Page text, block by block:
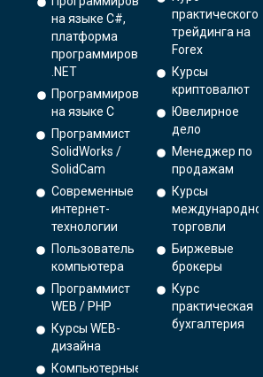
на языке C#,
платформа
программирования
.NET
Программирование
на языке С
Программист
SolidWorks /
SolidCam
Современные
интернет-
технологии
Пользователь
компьютера
Программист
WEB / PHP
Курсы WEB-
дизайна
Компьютерные
практического
трейдинга на
Forex
Курсы
криптовалют
Ювелирное
дело
Менеджер по
продажам
Курсы
международной
торговли
Биржевые
брокеры
Курс
практическая
бухгалтерия